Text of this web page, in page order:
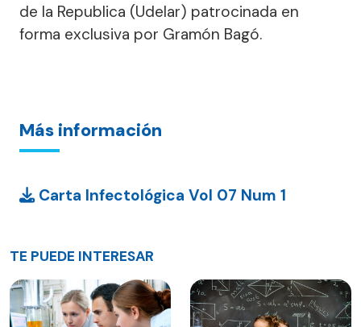
de la Republica (Udelar) patrocinada en
forma exclusiva por Gramón Bagó.
Más información
Carta Infectológica Vol 07 Num 1
TE PUEDE INTERESAR